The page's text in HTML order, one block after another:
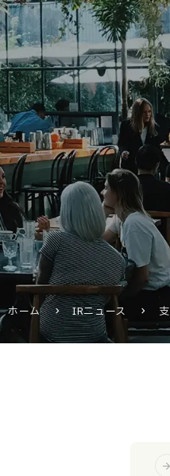
お知らせ
お役立ちコラ
採用情報
お問い合わせ
ホーム IRニュース
arrow_forward